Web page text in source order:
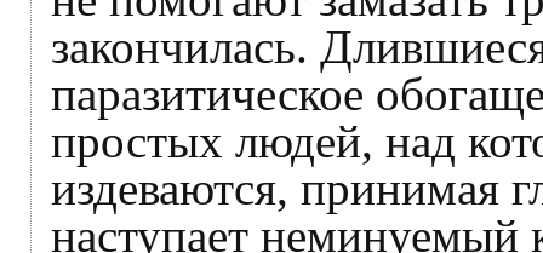
закончилась.
паразитическое
простых людей, над
издеваются, принимая
наступает неминуемый